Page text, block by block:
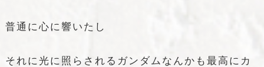
普通に心に響いたし
それに光に照らされるガンダムなんかも最高にカ